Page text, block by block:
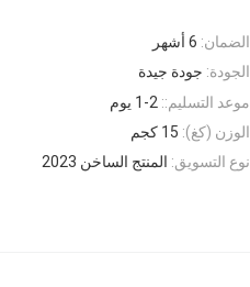
الضمان: 6 أشهر
الجودة: جودة جيدة
موعد التسليم:: 1-2 يوم
الوزن (كغ): 15 كجم
نوع التسويق: المنتج الساخن 2023